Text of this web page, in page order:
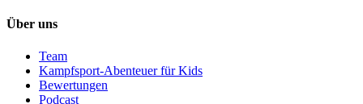
Über uns
Team
Kampfsport-Abenteuer für Kids
Bewertungen
Podcast